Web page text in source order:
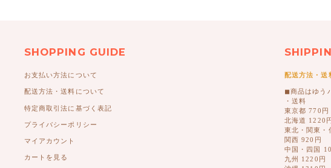
SHOPPING GUIDE
お支払い方法について
配送方法・送料について
特定商取引法に基づく表記
プライバシーポリシー
マイアカウント
カートを見る
配送方法・送
◼︎商品はゆう
・送料
東京都 770円
北海道 1220円
東北・関東・
関西 920円
中国・四国
九州 1220円